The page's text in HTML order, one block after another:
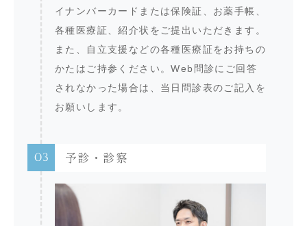
イナンバーカードまたは保険証、お薬手帳、
各種医療証、紹介状をご提出いただきます。
また、自立支援などの各種医療証をお持ちの
かたはご持参ください。Web問診にご回答
されなかった場合は、当日問診表のご記入を
お願いします。
03 予診・診察